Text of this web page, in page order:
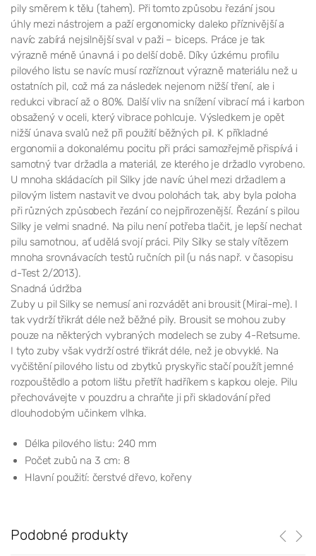
pily směrem k tělu (tahem). Při tomto způsobu řezání jsou
úhly mezi nástrojem a paží ergonomicky daleko příznivější a
navíc zabírá nejsilnější sval v paži – biceps. Práce je tak
výrazně méně únavná i po delší době. Díky úzkému profilu
pilového listu se navíc musí rozříznout výrazně materiálu než u
ostatních pil, což má za následek nejenom nižší tření, ale i
redukci vibrací až o 80%. Další vliv na snížení vibrací má i karbon
obsažený v oceli, který vibrace pohlcuje. Výsledkem je opět
nižší únava svalů než při použití běžných pil. K příkladné
ergonomii a dokonalému pocitu při práci samozřejmě přispívá i
samotný tvar držadla a materiál, ze kterého je držadlo vyrobeno.
U mnoha skládacích pil Silky jde navíc úhel mezi držadlem a
pilovým listem nastavit ve dvou polohách tak, aby byla poloha
při různých způsobech řezání co nejpřirozenější. Řezání s pilou
Silky je velmi snadné. Na pilu není potřeba tlačit, je lepší nechat
pilu samotnou, ať udělá svojí práci. Pily Silky se staly vítězem
mnoha srovnávacích testů ručních pil (u nás např. v časopisu
d-Test 2/2013).
Snadná údržba
Zuby u pil Silky se nemusí ani rozvádět ani brousit (Mirai-me). I
tak vydrží třikrát déle než běžné pily. Brousit se mohou zuby
pouze na některých vybraných modelech se zuby 4-Retsume.
I tyto zuby však vydrží ostré třikrát déle, než je obvyklé. Na
vyčištění pilového listu od zbytků pryskyřic stačí použít jemné
rozpouštědlo a potom lištu přetřít hadříkem s kapkou oleje. Pilu
přechovávejte v pouzdru a chraňte ji při skladování před
dlouhodobým učinkem vlhka.
Délka pilového listu: 240 mm
Počet zubů na 3 cm: 8
Hlavní použití: čerstvé dřevo, kořeny
Podobné produkty